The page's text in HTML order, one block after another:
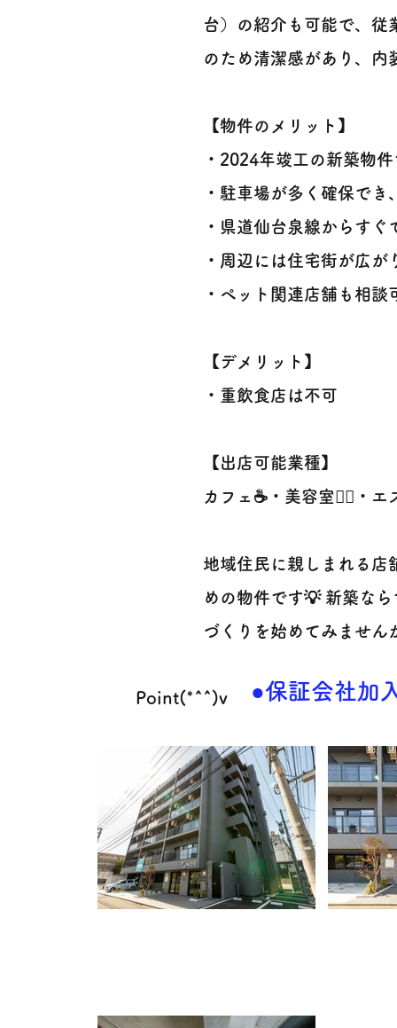
台）の紹介も可能で、従
のため清潔感があり、内
【物件のメリット】
・2024年竣工の新築物
・駐車場が多く確保で
・県道仙台泉線からす
・周辺には住宅街が広
・ペット関連店舗も相
【デメリット】
・重飲食店は不可
【出店可能業種】
カフェ☕・美容室💇‍♀️・
地域住民に親しまれる店
めの物件です💡 新築な
づくりを始めてみません
Point(*^^)v ●保証会社加